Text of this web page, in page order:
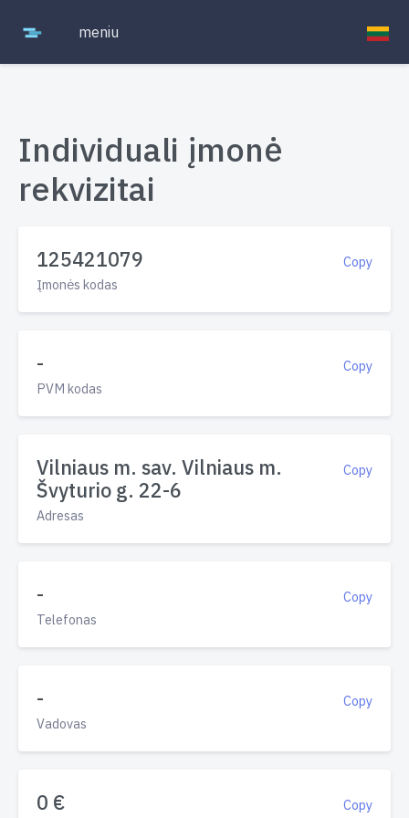
meniu
Individuali įmonė
rekvizitai
Copy
125421079
Įmonės kodas
Copy
-
PVM kodas
Copy
Vilniaus m. sav. Vilniaus m.
Švyturio g. 22-6
Adresas
Copy
-
Telefonas
Copy
-
Vadovas
Copy
0 €